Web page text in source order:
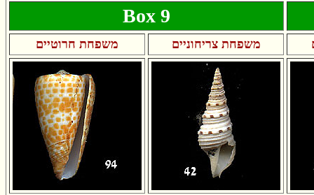
Box 9
משפחת חרוטיים משפחת צריחוניים